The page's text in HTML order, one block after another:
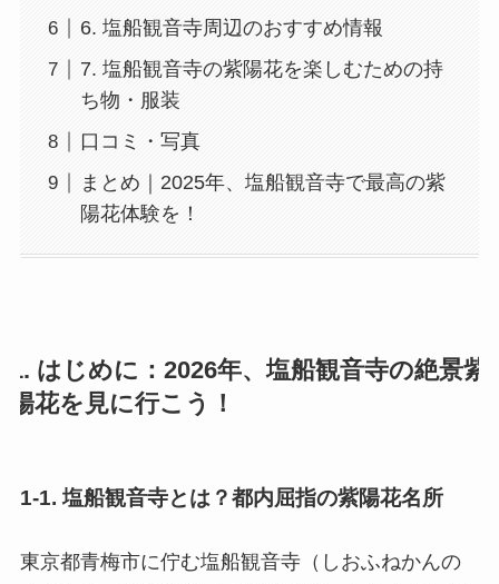
6. 塩船観音寺周辺のおすすめ情報
7. 塩船観音寺の紫陽花を楽しむための持
ち物・服装
口コミ・写真
まとめ｜2025年、塩船観音寺で最高の紫
陽花体験を！
1. はじめに：2026年、塩船観音寺の絶景紫
陽花を見に行こう！
1-1. 塩船観音寺とは？都内屈指の紫陽花名所
東京都青梅市に佇む塩船観音寺（しおふねかんの